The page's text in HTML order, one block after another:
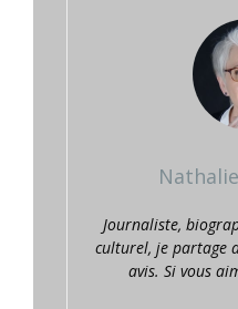
Journaliste,
culturel, je partage
avis. Si vous